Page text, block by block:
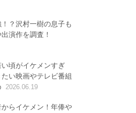
？沢村一樹の息子も
演作を調査！
頃がイケメンすぎ
い映画やテレビ番組
2026.06.19
からイケメン！年俸や